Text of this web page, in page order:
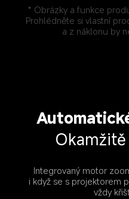
* Obrázky a funkce
Prohlédněte si vlastní
a z náklonu by
Integrovaný motor
i když se s projektorem
vždy